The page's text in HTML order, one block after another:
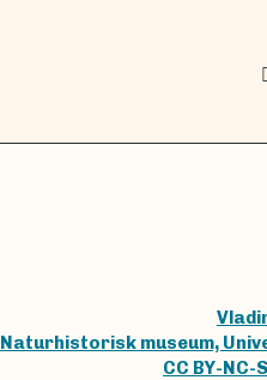
Naturhistorisk museum,
CC BY-NC-